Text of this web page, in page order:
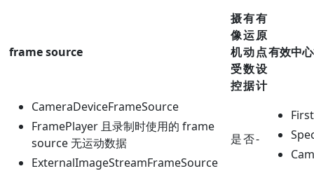
frame source
摄
像
机
受
控
有
运
动
数
据
有
原
点
设
计
有效中
CameraDeviceFrameSource
FramePlayer 且录制时使用的 frame
source 无运动数据
ExternalImageStreamFrameSource
是否-